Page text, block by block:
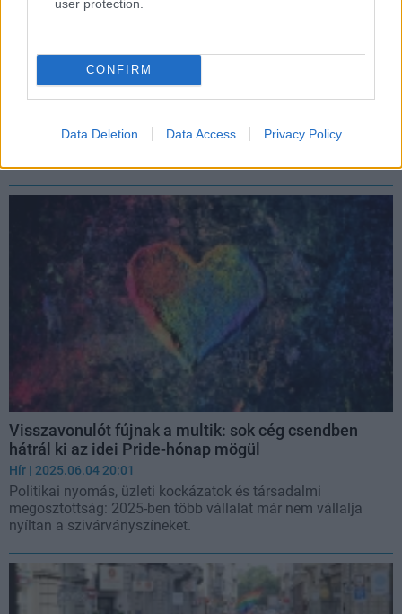
user protection.
CONFIRM
Data Deletion Data Access Privacy Policy
| 2025.06.06 14:19
kormányzati és állami intézményekre felkerüljön a
szivárványos zászló, de a főpolgármester már fel is
Visszavonulót fújnak a multik: sok cég csendben
hátrál ki az idei Pride-hónap mögül
Hír | 2025.06.04 20:01
Politikai nyomás, üzleti kockázatok és társadalmi
megosztottság: 2025-ben több vállalat már nem vállalja
nyíltan a szivárványszíneket.